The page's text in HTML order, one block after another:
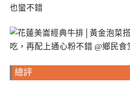
也蠻不錯
總評